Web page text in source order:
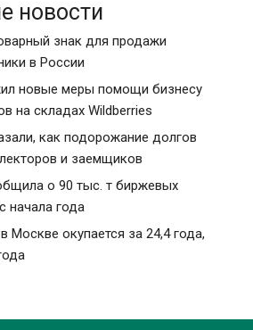
новости
знак для продажи
в России
новые меры помощи бизнесу
на складах Wildberries
как подорожание долгов
и заемщиков
о 90 тыс. т биржевых
начала года
Москве окупается за 24,4 года,